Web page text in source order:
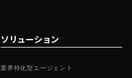
ソリューション
業界特化型エージェント